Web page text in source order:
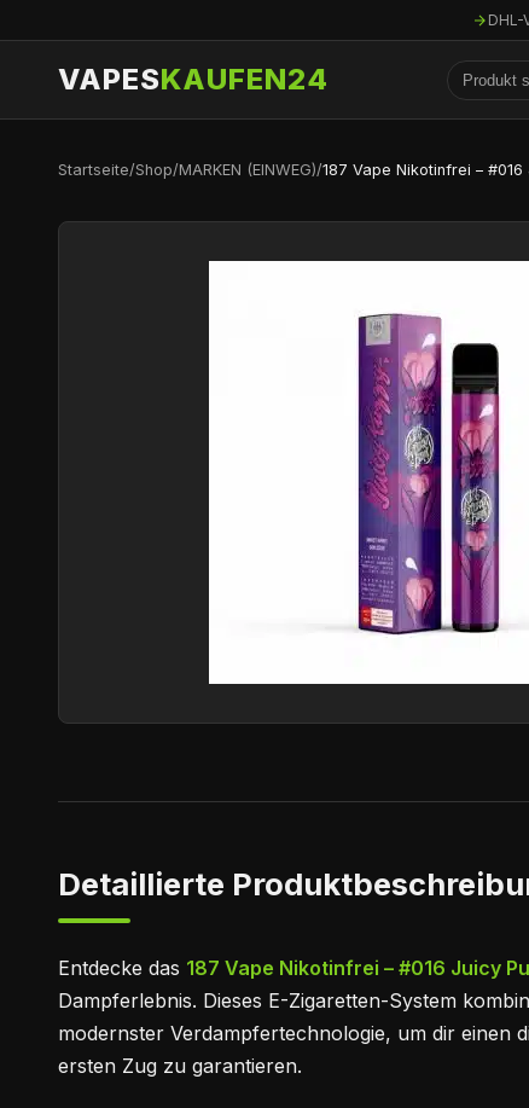
DHL-
VAPESKAUFEN24
Startseite/Shop/MARKEN (EINWEG)/187 Vape Nikotinfrei – #016
Detaillierte
Entdecke das 187 Vape Nikotinfrei – #016 Juicy
Dampferlebnis. Dieses E-Zigaretten-System
modernster Verdampfertechnologie, um dir einen
ersten Zug zu garantieren.